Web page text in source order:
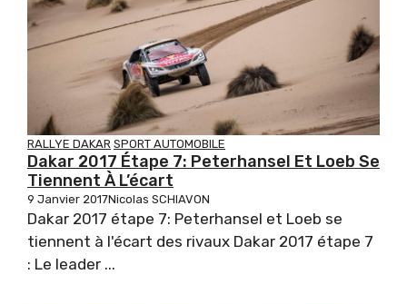
RALLYE DAKAR SPORT AUTOMOBILE
Dakar 2017 Étape 7: Peterhansel Et Loeb Se
Tiennent À L’écart
9 Janvier 2017Nicolas SCHIAVON
Dakar 2017 étape 7: Peterhansel et Loeb se
tiennent à l'écart des rivaux Dakar 2017 étape 7
: Le leader ...